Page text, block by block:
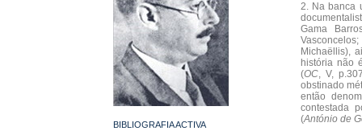
BIBLIOGRAFIA ACTIVA
2. Na banca
Gama
Michaëllis),
história não
(OC, V,
obstinado
então
contestada
(António de